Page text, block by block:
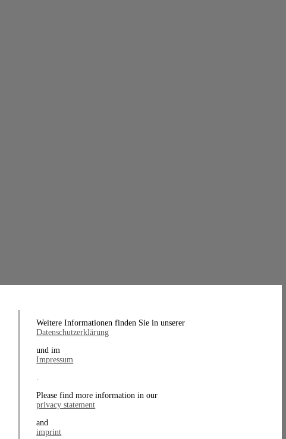
Weitere Informationen finden Sie in unserer
Datenschutzerklärung
und im
Impressum
.
Please find more information in our
privacy statement
and
imprint